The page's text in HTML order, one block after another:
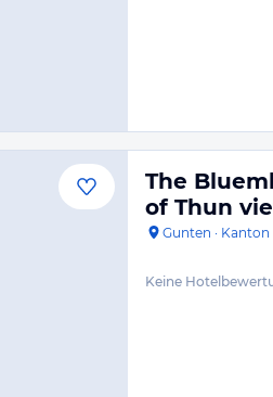
The
of Thun
Gunten · Kanton
Keine